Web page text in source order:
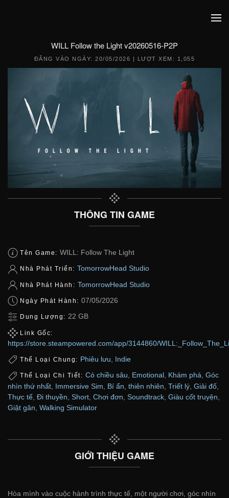
WILL Follow the Light v20260516-P2P
ĐĂNG VÀO NGÀY:20/05/2026 | LƯỢT XEM: 1,055
THÔNG TIN GAME
Tên Game: WILL: Follow The Light
Nhà Phát Triển: TomorrowHead Studio
Nhà Phát Hành: TomorrowHead Studio
Ngày Phát Hành: 07/05/2026
Dung Lượng: 22 GB
Link Gốc:
https://store.steampowered.com/app/3144860/
Thể Loại Chung: Phiêu lưu Indie
Thể Loại Chi Tiết: Có chiều sâu, Emotional, Khám phá, Góc
nhìn thứ nhất Immersive Sim Bí ẩn thiên nhiên Triết lý Giải đố
Thực tế Đi thuyền Short Chơi đơn Soundtrack Giàu cốt truyện
Giật gân Walking Simulator
GIỚI THIỆU GAME
Hòa mình vào cuộc hành trình thực tế, một người chơi, góc nhìn